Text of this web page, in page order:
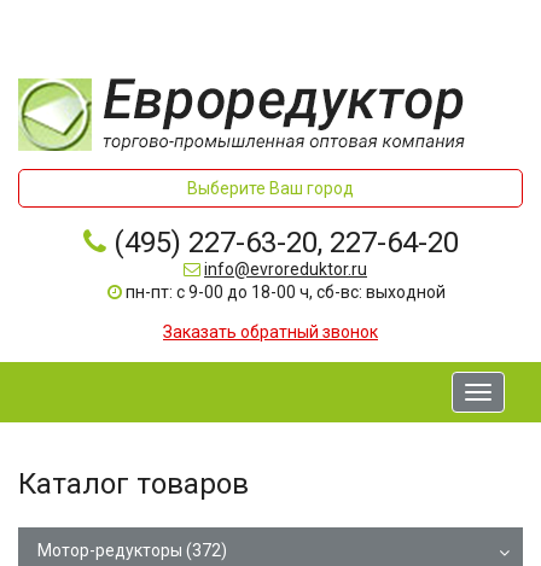
Выберите Ваш город
(495) 227-63-20, 227-64-20
info@evroreduktor.ru
пн-пт: с 9-00 до 18-00 ч, сб-вс: выходной
Заказать обратный звонок
Toggle
Каталог товаров
Мотор-редукторы (372)